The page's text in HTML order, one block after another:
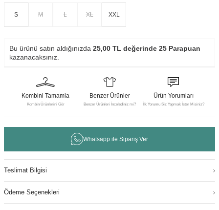
S M L XL XXL
Bu ürünü satın aldığınızda 25,00 TL değerinde 25 Parapuan
kazanacaksınız.
Kombini Tamamla
Kombin Ürünlerini Gör
Benzer Ürünler
Benzer Ürünleri İncelediniz mi?
Ürün Yorumları
İlk Yorumu Siz Yapmak İster Misiniz?
Whatsapp ile Sipariş Ver
Teslimat Bilgisi
Ödeme Seçenekleri